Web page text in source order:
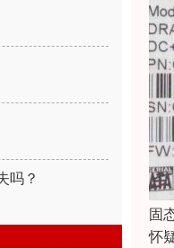
吗？
固
怀